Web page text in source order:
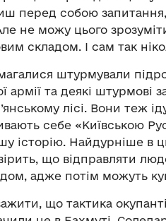
перед собою
не можу цього
складом. І сам так
штурмували
армії та деякі штурмові
лісі. Вони теж
себе «Київською
історію. Найдурніше в
що відправляти
адже потім можуть
що тактика